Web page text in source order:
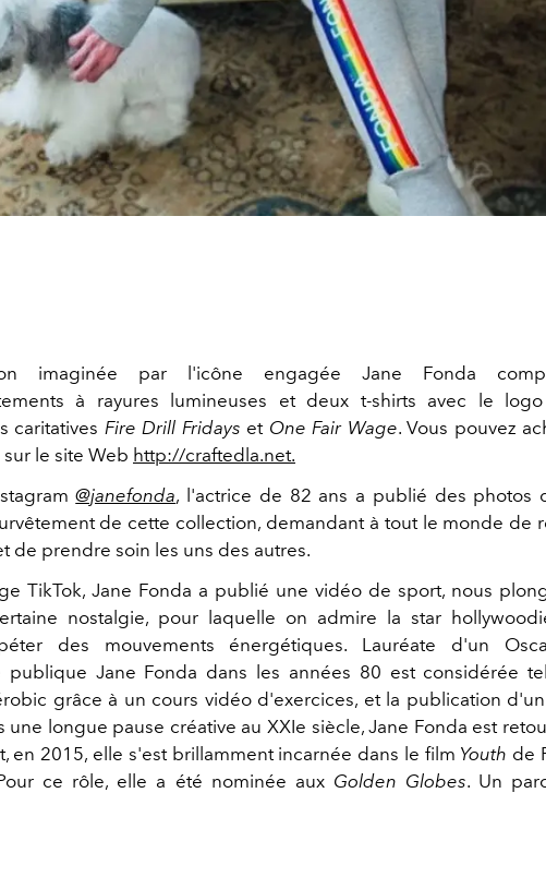
imaginée par l'icône engagée Jane Fonda
à rayures lumineuses et deux t-shirts avec le
caritatives Fire Drill Fridays et One Fair Wage. Vous pouvez
le site Web http://craftedla.net.
@janefonda, l'actrice de 82 ans a publié des photos
de cette collection, demandant à tout le monde de
de prendre soin les uns des autres.
TikTok, Jane Fonda a publié une vidéo de sport, nous
nostalgie, pour laquelle on admire la star
des mouvements énergétiques. Lauréate d'un
publique Jane Fonda dans les années 80 est considérée
grâce à un cours vidéo d'exercices, et la publication
une longue pause créative au XXIe siècle, Jane Fonda est
en 2015, elle s'est brillamment incarnée dans le film Youth de
ce rôle, elle a été nominée aux Golden Globes. Un